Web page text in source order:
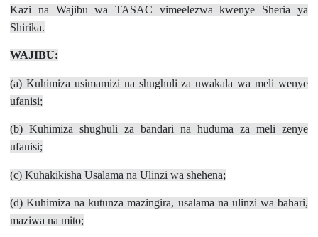
Kazi na Wajibu wa TASAC vimeelezwa kwenye Sheria ya
Shirika.
WAJIBU:
(a) Kuhimiza usimamizi na shughuli za uwakala wa meli wenye
ufanisi;
(b) Kuhimiza shughuli za bandari na huduma za meli zenye
ufanisi;
(c) Kuhakikisha Usalama na Ulinzi wa shehena;
(d) Kuhimiza na kutunza mazingira, usalama na ulinzi wa bahari,
maziwa na mito;